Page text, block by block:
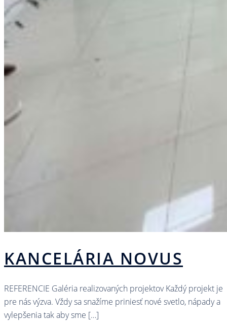
KANCELÁRIA NOVUS
REFERENCIE Galéria realizovaných projektov Každý projekt je
pre nás výzva. Vždy sa snažíme priniesť nové svetlo, nápady a
vylepšenia tak aby sme […]